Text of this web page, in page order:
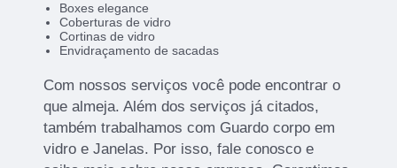
Boxes elegance
Coberturas de vidro
Cortinas de vidro
Envidraçamento de sacadas
Com nossos serviços você pode encontrar o
que almeja. Além dos serviços já citados,
também trabalhamos com Guardo corpo em
vidro e Janelas. Por isso, fale conosco e